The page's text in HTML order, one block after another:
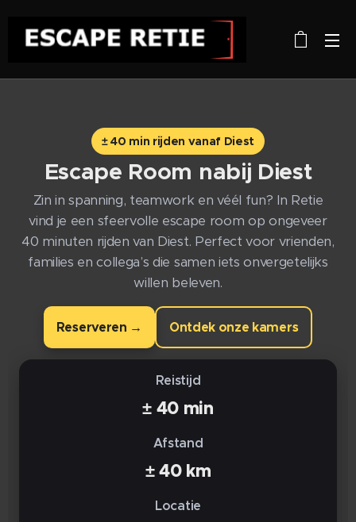
± 40 min rijden vanaf Diest
Escape Room nabij Diest
Zin in spanning, teamwork en véél fun? In Retie
vind je een sfeervolle escape room op ongeveer
40 minuten rijden van Diest. Perfect voor vrienden,
families en collega’s die samen iets onvergetelijks
willen beleven.
Reserveren → Ontdek onze kamers
Reistijd
± 40 min
Afstand
± 40 km
Locatie